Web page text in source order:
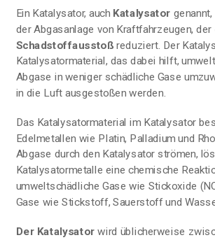
Ein Katalysator, auch Katalysator
der Abgasanlage von Kraftfahrzeugen, der
Schadstoffausstoß reduziert. Der
Katalysatormaterial, das dabei hilft,
Abgase in weniger schädliche Gase
in die Luft ausgestoßen werden.
Das Katalysatormaterial im Katalysator
Edelmetallen wie Platin, Palladium und
Abgase durch den Katalysator strömen,
Katalysatormetalle eine chemische
umweltschädliche Gase wie Stickoxide
Gase wie Stickstoff, Sauerstoff und
Der Katalysator wird üblicherweise